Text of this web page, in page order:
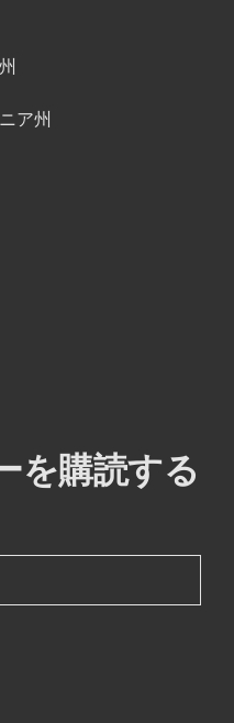
ア州
を購読する